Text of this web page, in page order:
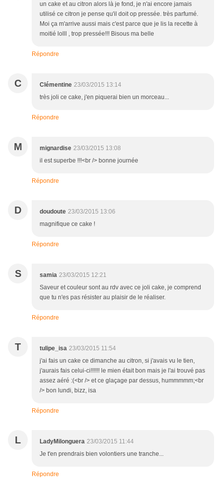
un cake et au citron alors là je fond, je n'ai encore jamais
utilisé ce citron je pense qu'il doit op pressée. très parfumé.
Moi ça m'arrive aussi mais c'est parce que je lis la recette à
moitié lolll , trop pressée!!! Bisous ma belle
Répondre
C Clémentine 23/03/2015 13:14
très joli ce cake, j'en piquerai bien un morceau...
Répondre
M mignardise 23/03/2015 13:08
il est superbe !!!<br /> bonne journée
Répondre
D doudoute 23/03/2015 13:06
magnifique ce cake !
Répondre
S samia 23/03/2015 12:21
Saveur et couleur sont au rdv avec ce joli cake, je comprend
que tu n'es pas résister au plaisir de le réaliser.
Répondre
T tulipe_isa 23/03/2015 11:54
j'ai fais un cake ce dimanche au citron, si j'avais vu le tien,
j'aurais fais celui-ci!!!!!! le mien était bon mais je l'ai trouvé pas
assez aéré :(<br /> et ce glaçage par dessus, hummmmm;<br
/> bon lundi, bizz, isa
Répondre
L LadyMilonguera 23/03/2015 11:44
Je t'en prendrais bien volontiers une tranche...
Répondre